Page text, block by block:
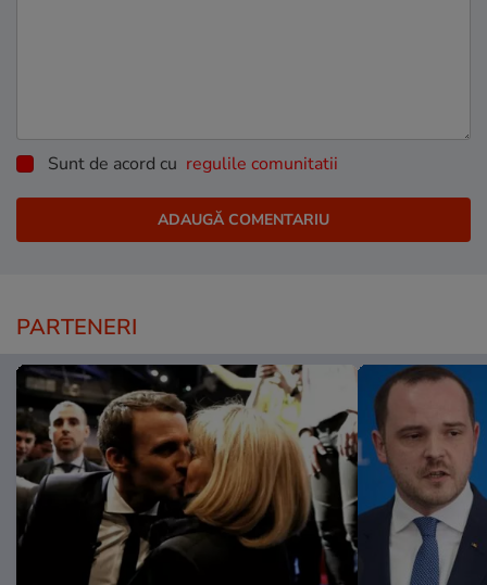
Sunt de acord cu regulile comunitatii
PARTENERI